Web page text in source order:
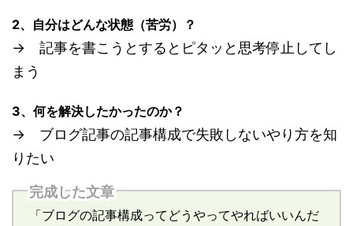
2、自分はどんな状態（苦労）？
→ 記事を書こうとするとピタッと思考停止してし
まう
3、何を解決したかったのか？
→ ブログ記事の記事構成で失敗しないやり方を知
りたい
完成した文章
「ブログの記事構成ってどうやってやればいいんだ